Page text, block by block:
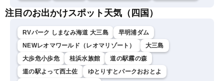
注目のお出かけスポット天気（四国）
RVパーク しまなみ海道 大三島
早明浦ダム
NEWレオマワールド（レオマリゾート）
大三島
大歩危小歩危
桂浜水族館
道の駅霧の森
道の駅よって西土佐
ゆとりすとパークおおとよ